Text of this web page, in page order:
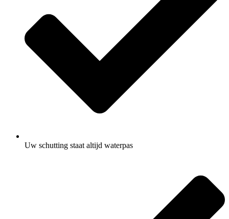
Uw schutting staat altijd waterpas